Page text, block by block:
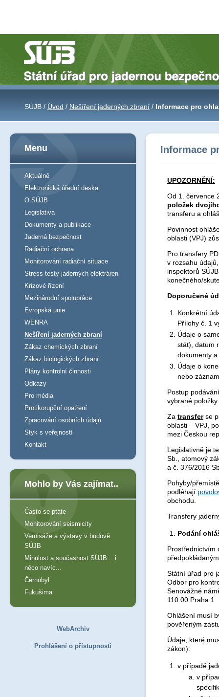
SÚJB / Úvod / Nešíření jaderných zbraní / Informace pro
Informace
UPOZORNĚNÍ:
Od 1. července
položek
transferu a
Povinnost
oblasti (VPJ)
Pro transfery
v rozsahu
inspektorů
konečného/
Doporučené
Konkrétní
Přílohy č. 1
Údaje o
stát), datum
dokumenty
Údaje o
nebo
Postup
vybrané
Za transferse
oblasti – VPJ,
mezi Českou
Legislativně je
Sb., atomový
a č. 376/2016
Pohyby/
podléhají
obchodu.
Transfery
Podání
Prostřednictvím
Státní úřad pro
Odbor pro
Senovážné
110 00 Praha 1
Ohlášení musí
pověřeným
Údaje, které
zákon):
v případě
v
Menu
Aktuálně
Elektronická úřední deska
O SÚJB
Legislativa
Dokumenty a publikace
Jaderná bezpečnost
Radiační ochrana
Monitorování radiační situace
Stress testy jaderných elektráren
Krizové řízení
Mezinárodní spolupráce
Evropská unie
WENRA
Nešíření jaderných zbraní
Zákaz chemických zbraní
Zákaz biologických zbraní
Plány kontrolní činnosti
Odkazy
Pro média
Protikorupční opatření
Zpracování osobních údajů
Styk s veřejností
Kontakt
Mohlo by Vás zajímat..
Často se ptáte
Monitorování seismicity
Vernisáže a výstavy v budově
SÚJB
Minulost a současnost SÚJB... i
něco navíc...
Černobyl
Fukušima
WebArchiv
Prohlášení o přístupnosti